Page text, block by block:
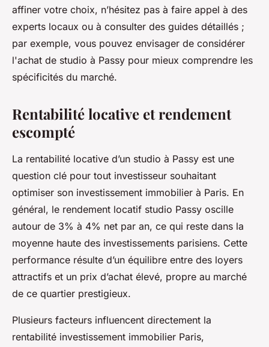
affiner votre choix, n’hésitez pas à faire appel à des
experts locaux ou à consulter des guides détaillés ;
par exemple, vous pouvez envisager de considérer
l'achat de studio à Passy pour mieux comprendre les
spécificités du marché.
Rentabilité locative et rendement
escompté
La rentabilité locative d’un studio à Passy est une
question clé pour tout investisseur souhaitant
optimiser son investissement immobilier à Paris. En
général, le rendement locatif studio Passy oscille
autour de 3% à 4% net par an, ce qui reste dans la
moyenne haute des investissements parisiens. Cette
performance résulte d’un équilibre entre des loyers
attractifs et un prix d’achat élevé, propre au marché
de ce quartier prestigieux.
Plusieurs facteurs influencent directement la
rentabilité investissement immobilier Paris,